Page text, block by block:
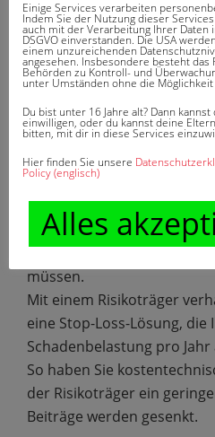
Als innovatives
daher gerne auch über
Versicherungsarten.
Studien und
eine Stop-Loss
entsprechender
zu einer spürbaren
Kommunizieren Sie Ihren
Abteilungen einfach, dass
Kaskoversicherung mehr
Unfälle über die
müssen.
Mit einem Risikoträger
eine Stop-Loss-Lösung, die
Schadenbelastung pro
So haben Sie
der Risikoträger ein
Beiträge werden gesenkt.
Einige Services verarbeiten
Indem Sie der Nutzung dieser
auch mit der Verarbeitung Ihrer Daten
DSGVO einverstanden. Die USA
einem unzureichenden
angesehen. Insbesondere besteht das
Behörden zu Kontroll- und
unter Umständen ohne die
Du bist unter 16 Jahre alt? Dann
einwilligen, oder du kannst deine
bitten, mit dir in diese Services
Hier finden Sie unsere
Policy (englisch)
Alles